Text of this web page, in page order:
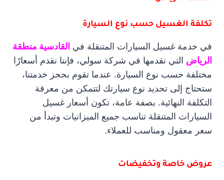
تكلفة الغسيل حسب نوع السيارة
في خدمة غسيل السيارات المتنقلة في القادسية منطقة
الرياض التي نقدمها في شركة سولي، فإننا نقدم أسعارًا
مختلفة حسب نوع السيارة. عندما تقوم بحجز خدمتنا،
ستحتاج إلى تحديد نوع سيارتك لتتمكن من معرفة
التكلفة النهائية. بصفة عامة، تكون أسعار غسيل
السيارات المتنقلة تناسب جميع الميزانيات وتبدأ من
سعر معقول ومناسب للعملاء.
عروض خاصة وتخفيضات